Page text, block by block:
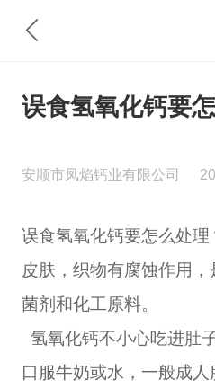
误食氢氧化钙要
安顺市凤焰钙业有限公司
误食氢氧化钙要怎么处理
皮肤，织物有腐蚀作用
菌剂和化工原料。
氢氧化钙不小心吃进肚
口服牛奶或水，一般成